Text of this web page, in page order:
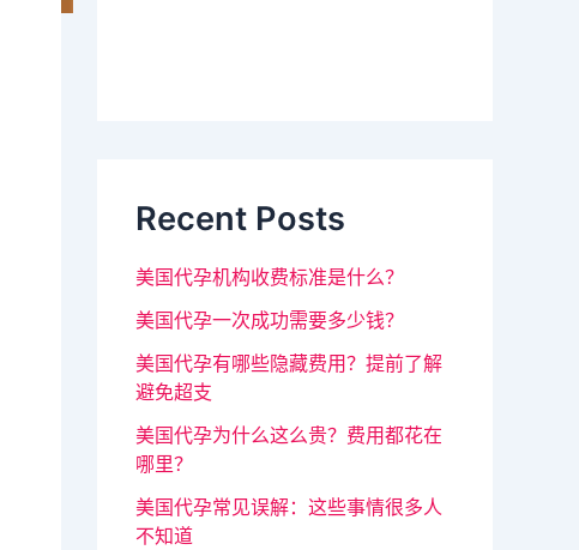
空
。
Recent Posts
美国代孕机构收费标准是什么？
美国代孕一次成功需要多少钱？
美国代孕有哪些隐藏费用？提前了解
避免超支
美国代孕为什么这么贵？费用都花在
哪里？
美国代孕常见误解：这些事情很多人
不知道